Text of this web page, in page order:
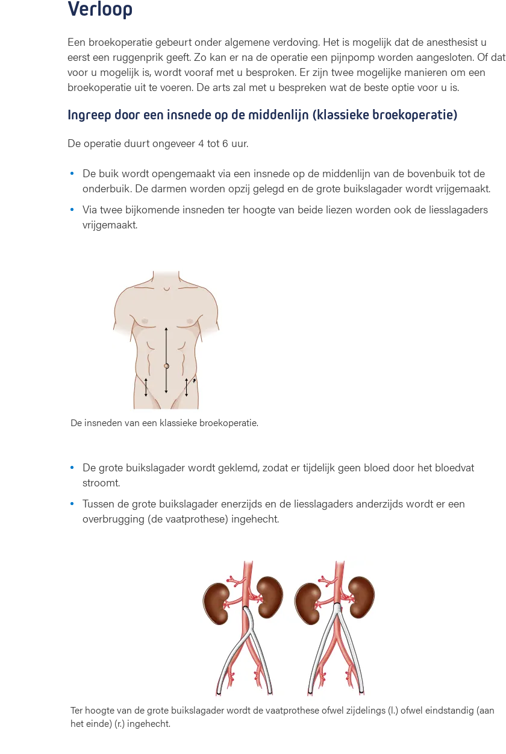
Verloop
Een broekoperatie gebeurt onder algemene verdoving. Het is mogelijk dat de anesthesist u
eerst een ruggenprik geeft. Zo kan er na de operatie een pijnpomp worden aangesloten. Of dat
voor u mogelijk is, wordt vooraf met u besproken. Er zijn twee mogelijke manieren om een
broekoperatie uit te voeren. De arts zal met u bespreken wat de beste optie voor u is.
Ingreep door een insnede op de middenlijn (klassieke broekoperatie)
De operatie duurt ongeveer 4 tot 6 uur.
De buik wordt opengemaakt via een insnede op de middenlijn van de bovenbuik tot de
onderbuik. De darmen worden opzij gelegd en de grote buikslagader wordt vrijgemaakt.
Via twee bijkomende insneden ter hoogte van beide liezen worden ook de liesslagaders
vrijgemaakt.
De insneden van een klassieke broekoperatie.
De grote buikslagader wordt geklemd, zodat er tijdelijk geen bloed door het bloedvat
stroomt.
Tussen de grote buikslagader enerzijds en de liesslagaders anderzijds wordt er een
overbrugging (de vaatprothese) ingehecht.
Ter hoogte van de grote buikslagader wordt de vaatprothese ofwel zijdelings (l.) ofwel eindstandig (aan
het einde) (r.) ingehecht.